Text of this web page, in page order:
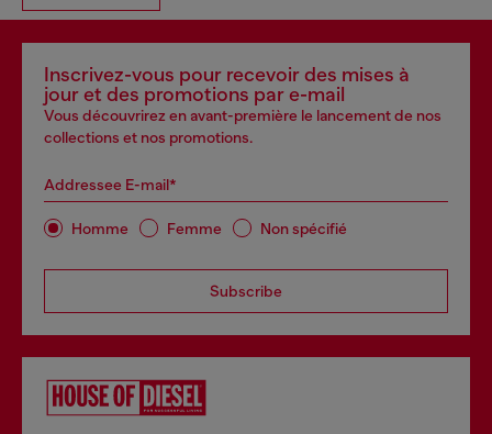
Inscrivez-vous pour recevoir des mises à
jour et des promotions par e-mail
Vous découvrirez en avant-première le lancement de nos
collections et nos promotions.
Addressee E-mail*
Homme Femme Non spécifié
Subscribe